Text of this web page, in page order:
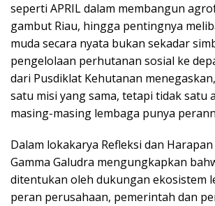
seperti APRIL dalam membangun
gambut Riau, hingga pentingnya
muda secara nyata bukan sekadar
pengelolaan perhutanan sosial ke
dari Pusdiklat Kehutanan
satu misi yang sama, tetapi tidak satu
masing-masing lembaga punya
Dalam lokakarya Refleksi dan
Gamma Galudra mengungkapkan
ditentukan oleh dukungan ekosistem
peran perusahaan, pemerintah dan